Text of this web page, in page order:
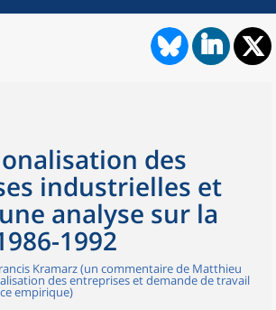
des
industrielles et
analyse sur la
1992
Kramarz (un commentaire de Matthieu
des entreprises et demande de travail
empirique)